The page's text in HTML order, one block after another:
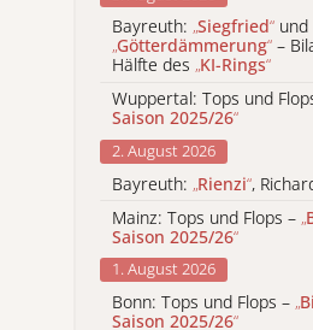
Bayreuth: „Siegfried“ und
„Götterdämmerung“ –
Hälfte des „KI-Rings“
Wuppertal: Tops und
Saison 2025/26“
2. August 2026
Bayreuth: „Rienzi“,
Mainz: Tops und Flops – „
Saison 2025/26“
1. August 2026
Bonn: Tops und Flops – „
Saison 2025/26“